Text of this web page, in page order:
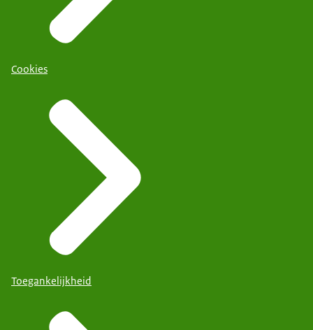
Cookies
Toegankelijkheid